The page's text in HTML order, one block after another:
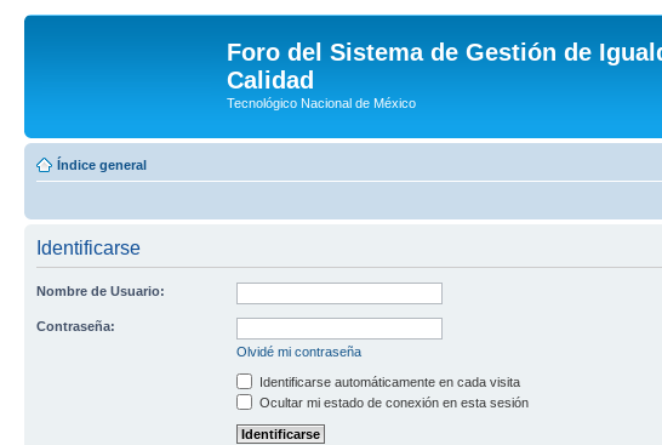
Foro del Sistema de Gestión de
Calidad
Tecnológico Nacional de México
Índice general
Identificarse
Nombre de Usuario:
Contraseña:
Olvidé mi contraseña
Identificarse automáticamente en cada visita
Ocultar mi estado de conexión en esta sesión